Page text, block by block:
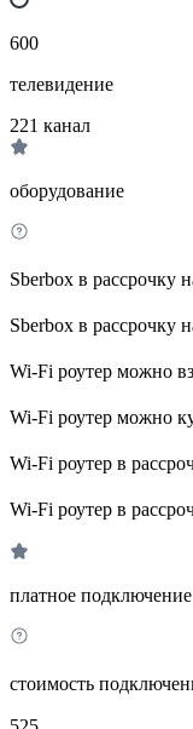
600
телевидение
221 канал
оборудование
Sberbox в рассрочку
Sberbox в рассрочку
Wi-Fi роутер можно
Wi-Fi роутер можно
Wi-Fi роутер в
Wi-Fi роутер в
платное подключение
стоимость